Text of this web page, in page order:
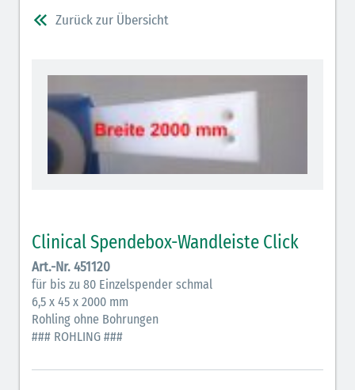
Zurück zur Übersicht
Clinical Spendebox-Wandleiste Click
Art.-Nr. 451120
für bis zu 80 Einzelspender schmal
6,5 x 45 x 2000 mm
Rohling ohne Bohrungen
### ROHLING ###